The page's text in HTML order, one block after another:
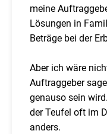
meine
Lösungen in
Beträge bei der
Aber ich wäre
Auftraggeber
genauso sein
der Teufel oft im
anders.